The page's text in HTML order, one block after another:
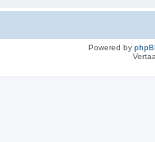
Powered by